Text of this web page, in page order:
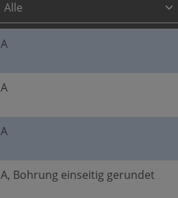
A
A
A
A, Bohrung einseitig gerundet